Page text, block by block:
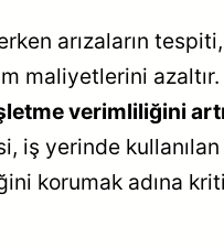
arızaların
maliyetlerini
verimliliğini
iş yerinde
korumak adına